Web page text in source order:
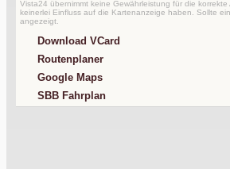
Vista24 übernimmt keine Gewährleistung für die
keinerlei Einfluss auf die Kartenanzeige haben. Sollte
angezeigt.
Download VCard
Routenplaner
Google Maps
SBB Fahrplan